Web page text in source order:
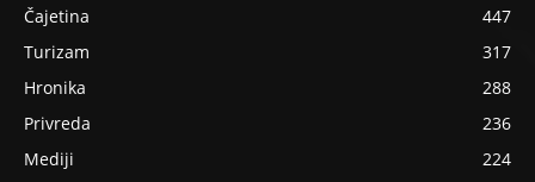
Čajetina
447
Turizam
317
Hronika
288
Privreda
236
Mediji
224